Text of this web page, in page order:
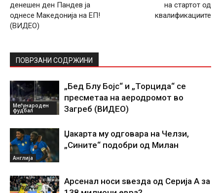
денешен ден Пандев ја
однесе Македонија на ЕП!
(ВИДЕО)
на стартот од
квалификациите
ПОВРЗАНИ СОДРЖИНИ
Меѓународен
фудбал
„Бед Блу Бојс“ и „Торцида“ се
пресметаа на аеродромот во
Загреб (ВИДЕО)
Англија
Џакарта му одговара на Челзи,
„Сините“ подобри од Милан
Арсенал носи ѕвезда од Серија А за